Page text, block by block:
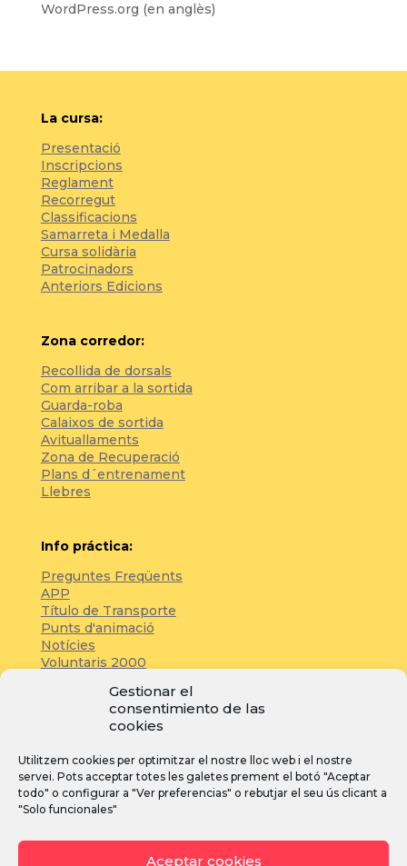
Gestionar el
consentimiento de las
cookies
Utilitzem cookies per optimitzar el nostre lloc web i el nostre
servei. Pots acceptar totes les galetes prement el botó "Aceptar
todo" o configurar a "Ver preferencias" o rebutjar el seu ús clicant a
"Solo funcionales"
Aceptar cookies
WordPress.org (en anglès)
La cursa:
Presentació
Inscripcions
Reglament
Recorregut
Classificacions
Samarreta i Medalla
Cursa solidària
Patrocinadors
Anteriors Edicions
Zona corredor:
Recollida de dorsals
Com arribar a la sortida
Guarda-roba
Calaixos de sortida
Avituallaments
Zona de Recuperació
Plans d´entrenament
Llebres
Info práctica:
Preguntes Freqüents
APP
Título de Transporte
Punts d'animació
Notícies
Voluntaris 2000
Zona de prensa:
Acreditacions
Inscripcions
Notícies
InstagramFacebook YouTube